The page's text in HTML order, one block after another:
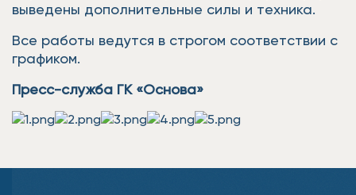
выведены дополнительные силы и техника.
Все работы ведутся в строгом соответствии с
графиком.
Пресс-служба ГК «Основа»